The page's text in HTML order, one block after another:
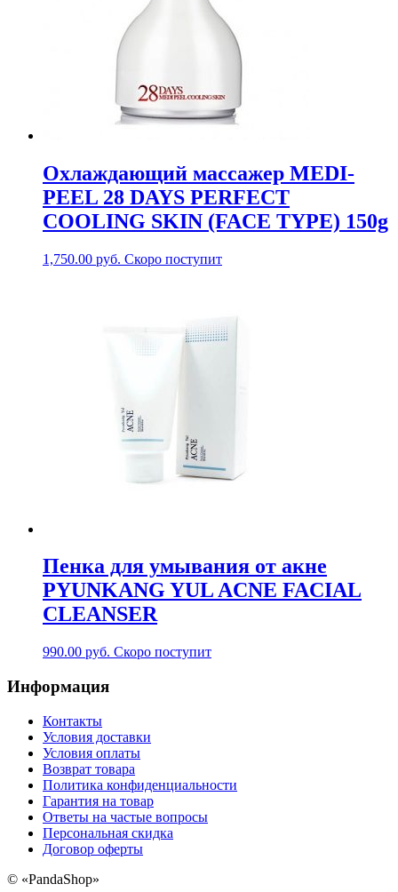
Охлаждающий массажер MEDI-
PEEL 28 DAYS PERFECT
COOLING SKIN (FACE TYPE) 150g
1,750.00 руб. Скоро поступит
Пенка для умывания от акне
PYUNKANG YUL ACNE FACIAL
CLEANSER
990.00 руб. Скоро поступит
Информация
Контакты
Условия доставки
Условия оплаты
Возврат товара
Политика конфиденциальности
Гарантия на товар
Ответы на частые вопросы
Персональная скидка
Договор оферты
© «PandaShop»